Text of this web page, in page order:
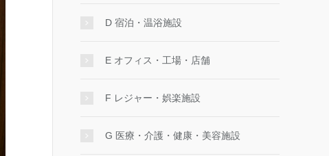
D 宿泊・温浴施設
E オフィス・工場・店舗
F レジャー・娯楽施設
G 医療・介護・健康・美容施設